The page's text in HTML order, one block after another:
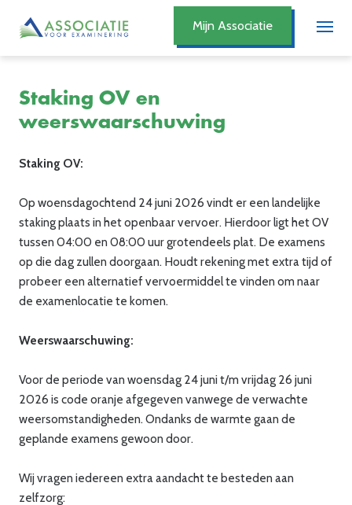
Mijn Associatie
Staking OV en
weerswaarschuwing
Staking OV:
Op woensdagochtend 24 juni 2026 vindt er een landelijke
staking plaats in het openbaar vervoer. Hierdoor ligt het OV
tussen 04:00 en 08:00 uur grotendeels plat. De examens
op die dag zullen doorgaan. Houdt rekening met extra tijd of
probeer een alternatief vervoermiddel te vinden om naar
de examenlocatie te komen.
Weerswaarschuwing:
Voor de periode van woensdag 24 juni t/m vrijdag 26 juni
2026 is code oranje afgegeven vanwege de verwachte
weersomstandigheden. Ondanks de warmte gaan de
geplande examens gewoon door.
Wij vragen iedereen extra aandacht te besteden aan
zelfzorg: